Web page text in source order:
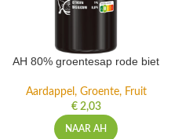
AH 80% groentesap rode biet
Aardappel, Groente, Fruit
€2,03
NAAR AH